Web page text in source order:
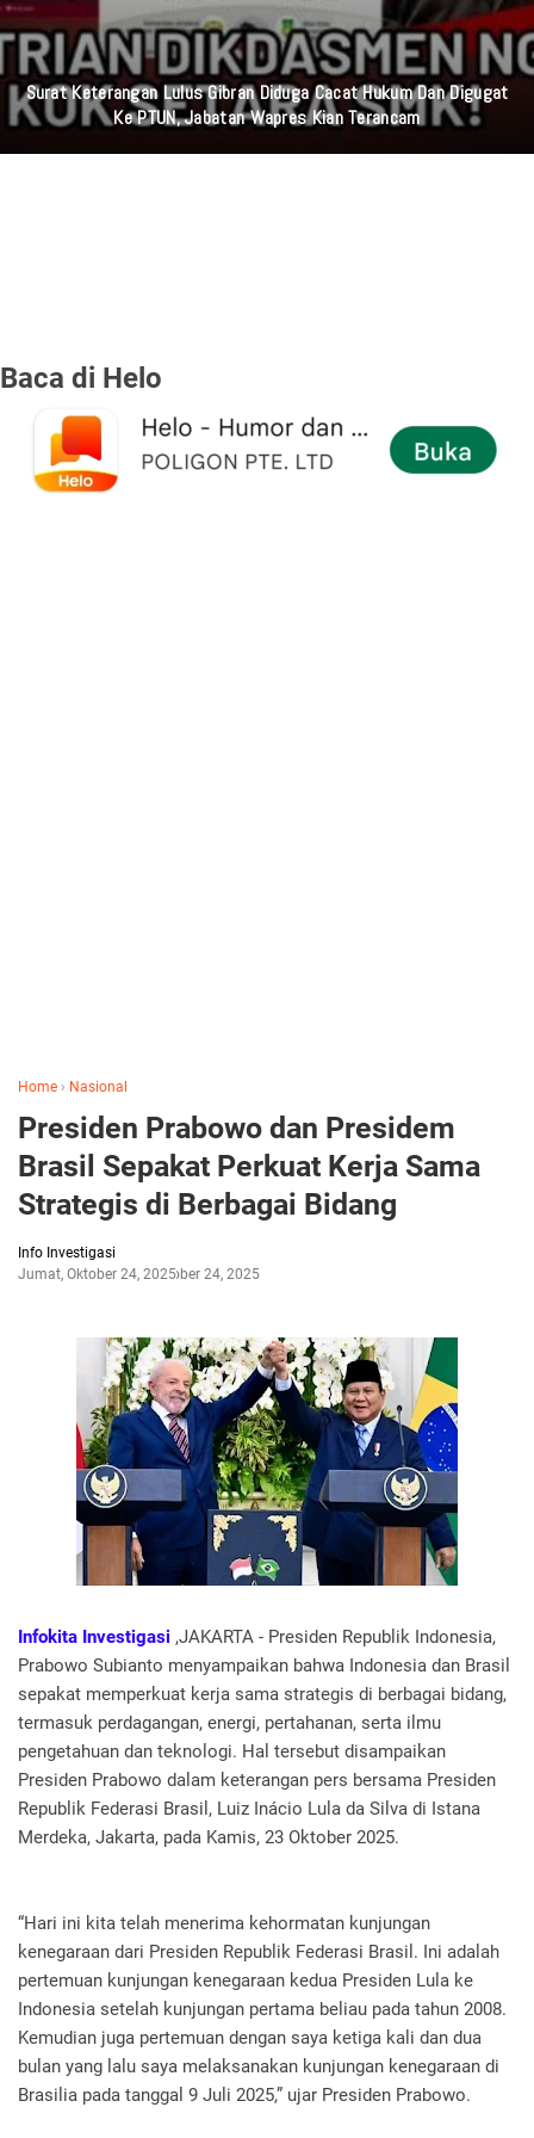
Surat Keterangan Lulus Gibran Diduga Cacat Hukum Dan Digugat
Ke PTUN, Jabatan Wapres Kian Terancam
Baca di Helo
Home › Nasional
Presiden Prabowo dan Presidem
Brasil Sepakat Perkuat Kerja Sama
Strategis di Berbagai Bidang
Info Investigasi
Jumat, Oktober 24, 2025Oktober 24, 2025
Infokita Investigasi ,JAKARTA - Presiden Republik Indonesia,
Prabowo Subianto menyampaikan bahwa Indonesia dan Brasil
sepakat memperkuat kerja sama strategis di berbagai bidang,
termasuk perdagangan, energi, pertahanan, serta ilmu
pengetahuan dan teknologi. Hal tersebut disampaikan
Presiden Prabowo dalam keterangan pers bersama Presiden
Republik Federasi Brasil, Luiz Inácio Lula da Silva di Istana
Merdeka, Jakarta, pada Kamis, 23 Oktober 2025.
“Hari ini kita telah menerima kehormatan kunjungan
kenegaraan dari Presiden Republik Federasi Brasil. Ini adalah
pertemuan kunjungan kenegaraan kedua Presiden Lula ke
Indonesia setelah kunjungan pertama beliau pada tahun 2008.
Kemudian juga pertemuan dengan saya ketiga kali dan dua
bulan yang lalu saya melaksanakan kunjungan kenegaraan di
Brasilia pada tanggal 9 Juli 2025,” ujar Presiden Prabowo.